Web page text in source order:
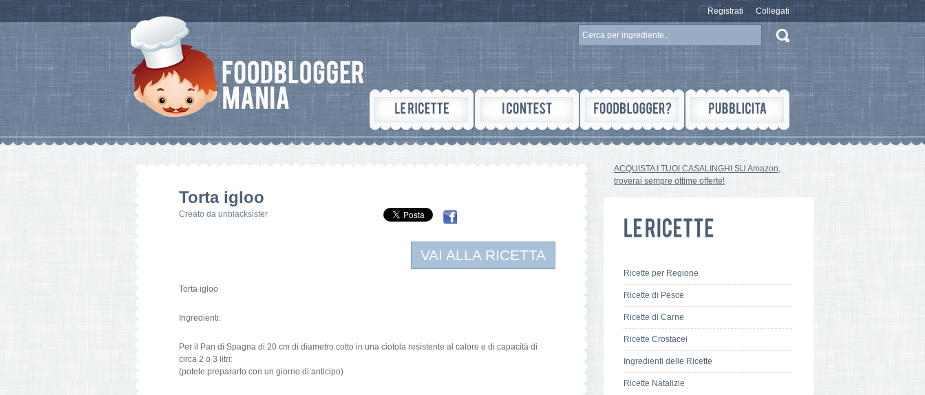
Registrati Collegati
Torta igloo
Creato da unblacksister
VAI ALLA RICETTA
Torta igloo
Ingredienti:
Per il Pan di Spagna di 20 cm di diametro cotto in una ciotola resistente al calore e di capacità di
circa 2 o 3 litri:
(potete prepararlo con un giorno di anticipo)
ACQUISTA I TUOI CASALINGHI SU Amazon,
troverai sempre ottime offerte!
Ricette per Regione
Ricette di Pesce
Ricette di Carne
Ricette Crostacei
Ingredienti delle Ricette
Ricette Natalizie